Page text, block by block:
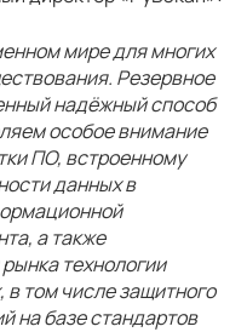
мире для многих
Резервное
надёжный способ
особое внимание
ПО, встроенному
данных в
а также
технологии
том числе защитного
на базе стандартов